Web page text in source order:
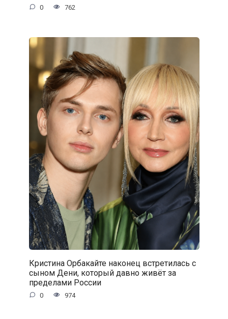
0 762
Кристина Орбакайте наконец встретилась с
сыном Дени, который давно живёт за
пределами России
0 974